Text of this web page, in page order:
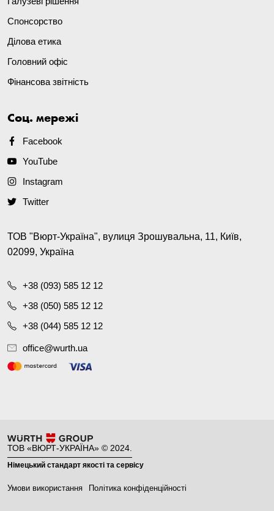
Спонсорство
Ділова етика
Головний офіс
Фінансова звітність
Соц. мережі
Facebook
YouTube
Instagram
Twitter
ТОВ "Вюрт-Україна", вулиця Зрошувальна, 11, Київ,
02099, Україна
+38 (093) 585 12 12
+38 (050) 585 12 12
+38 (044) 585 12 12
office@wurth.ua
ТОВ «ВЮРТ-УКРАЇНА» © 2024.
Німецький стандарт якості та сервісу
Умови використання Політика конфіденційності